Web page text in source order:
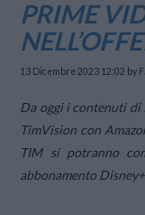
PRIME
13 Dicembre 2023 12:02 by
Da oggi i contenuti di
TimVision con
TIM si potranno
abbonamento